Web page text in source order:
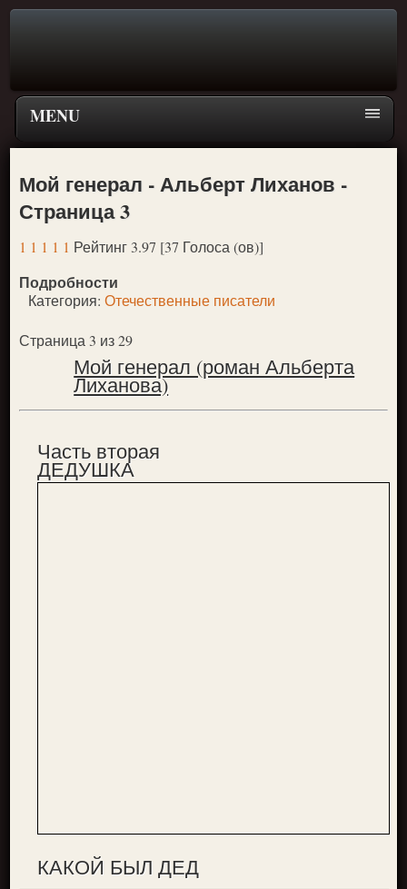
MENU
Главная страница
Поиск
ПЕРЕЙТИ К ГЛАВНОМУ МЕНЮ СКАЗОК
Новое
Популярное
Мой генерал - Альберт Лиханов -
Страница 3
1 1 1 1 1 Рейтинг 3.97 [37 Голоса (ов)]
Подробности
Категория:Отечественные писатели
Страница 3 из 29
Мой генерал (роман Альберта
Лиханова)
Часть вторая
ДЕДУШКА
КАКОЙ БЫЛ ДЕД